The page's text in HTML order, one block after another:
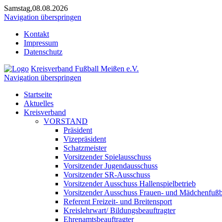
Samstag,08.08.2026
Navigation überspringen
Kontakt
Impressum
Datenschutz
Kreisverband Fußball Meißen e.V.
Navigation überspringen
Startseite
Aktuelles
Kreisverband
VORSTAND
Präsident
Vizepräsident
Schatzmeister
Vorsitzender Spielausschuss
Vorsitzender Jugendausschuss
Vorsitzender SR-Ausschuss
Vorsitzender Ausschuss Hallenspielbetrieb
Vorsitzender Ausschuss Frauen- und
Referent Freizeit- und Breitensport
Kreislehrwart/ Bildungsbeauftragter
Ehrenamtsbeauftragter